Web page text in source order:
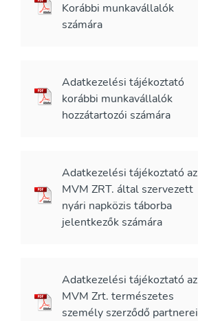
Korábbi munkavállalók
számára
Adatkezelési tájékoztató
korábbi munkavállalók
hozzátartozói számára
Adatkezelési tájékoztató az
MVM ZRT. által szervezett
nyári napközis táborba
jelentkezők számára
Adatkezelési tájékoztató az
MVM Zrt. természetes
személy szerződő partnerei